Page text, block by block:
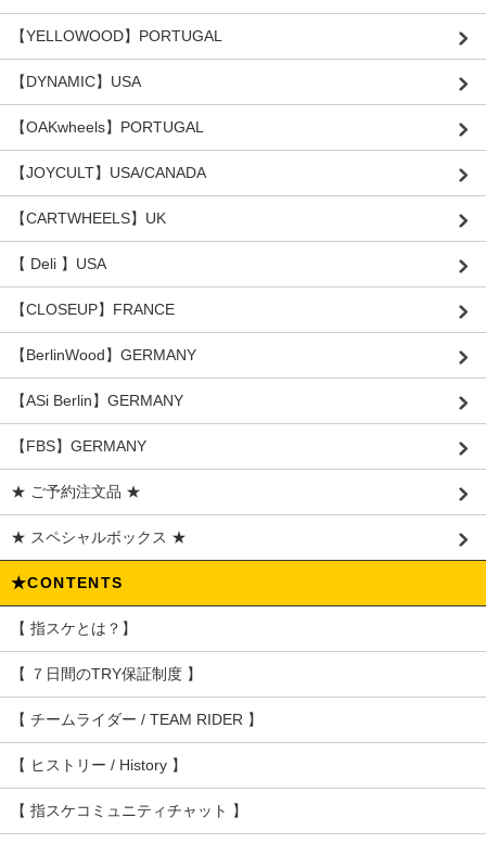
【YELLOWOOD】PORTUGAL
【DYNAMIC】USA
【OAKwheels】PORTUGAL
【JOYCULT】USA/CANADA
【CARTWHEELS】UK
【 Deli 】USA
【CLOSEUP】FRANCE
【BerlinWood】GERMANY
【ASi Berlin】GERMANY
【FBS】GERMANY
★ ご予約注文品 ★
★ スペシャルボックス ★
★CONTENTS
【 指スケとは？】
【 ７日間のTRY保証制度 】
【 チームライダー / TEAM RIDER 】
【 ヒストリー / History 】
【 指スケコミュニティチャット 】